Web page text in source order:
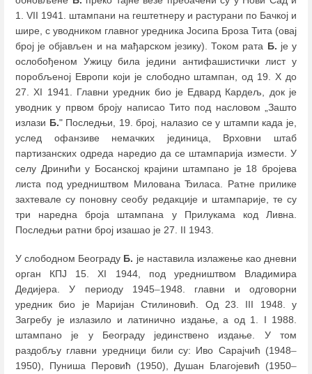
1. VII 1941. штампани на гештетнеру и растурани по Бачкој и
шире, с уводником главног уредника Јосипа Броза Тита (овај
број је објављен и на мађарском језику). Током рата Б. је у
ослобођеном Ужицу била једини антифашистички лист у
поробљеној Европи који је слободно штампан, од 19. X до
27. XI 1941. Главни уредник био је Едвард Кардељ, док је
уводник у првом броју написао Тито под насловом „Зашто
излази Б." Последњи, 19. број, налазио се у штампи када је,
услед офанзиве немачких јединица, Врховни штаб
партизанских одреда наредио да се штампарија измести. У
селу Дринићи у Босанској крајини штампано је 18 бројева
листа под уредништвом Милована Ђиласа. Ратне прилике
захтевале су поновну сеобу редакције и штампарије, те су
три наредна броја штампана у Прилукама код Ливна.
Последњи ратни број изашао је 27. II 1943.
У слободном Београду Б. је наставила излажење као дневни
орган КПЈ 15. XI 1944, под уредништвом Владимира
Дедијера. У периоду 1945–1948. главни и одговорни
уредник био је Маријан Стилиновић. Од 23. III 1948. у
Загребу је излазило и латинично издање, а од 1. I 1988.
штампано је у Београду јединствено издање. У том
раздобљу главни уредници били су: Иво Сарајчић (1948–
1950), Пуниша Перовић (1950), Душан Благојевић (1950–